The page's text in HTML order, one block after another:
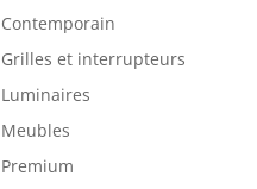
Contemporain
Grilles et interrupteurs
Luminaires
Meubles
Premium